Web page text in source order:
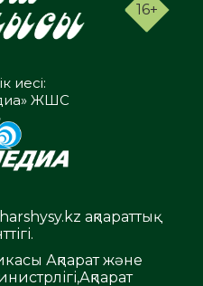
16+
иесі:
ЖШС
ақпараттық
Ақпарат және